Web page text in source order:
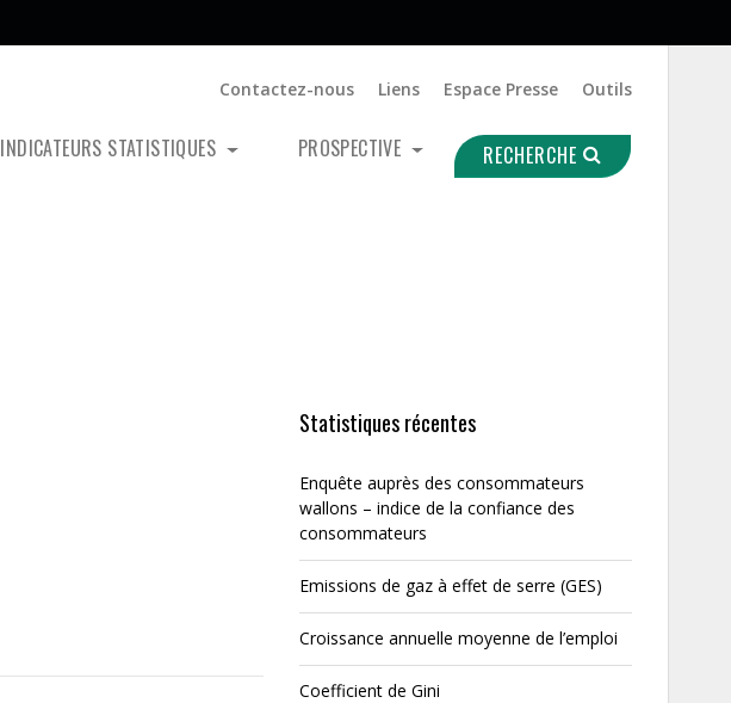
Contactez-nous Liens Espace Presse Outils
INDICATEURS STATISTIQUES PROSPECTIVE RECHERCHE
Statistiques récentes
Enquête auprès des consommateurs
wallons – indice de la confiance des
consommateurs
Emissions de gaz à effet de serre (GES)
Croissance annuelle moyenne de l’emploi
Coefficient de Gini